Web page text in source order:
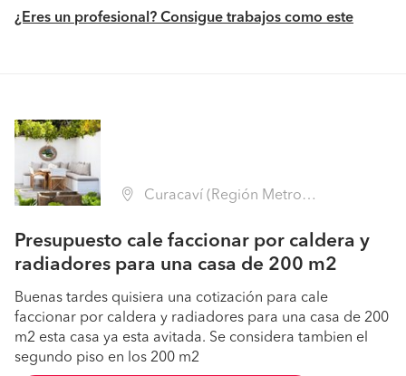
¿Eres un profesional? Consigue trabajos como este
Curacaví (Región Metropolitana - Melipilla)
Presupuesto cale faccionar por caldera y
radiadores para una casa de 200 m2
Buenas tardes quisiera una cotización para cale
faccionar por caldera y radiadores para una casa de 200
m2 esta casa ya esta avitada. Se considera tambien el
segundo piso en los 200 m2